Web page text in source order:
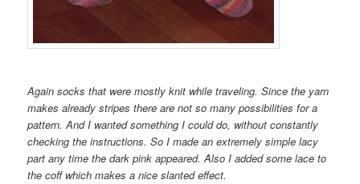
Again socks that were mostly knit while traveling. Since the yarn
makes already stripes there are not so many possibilities for a
pattern. And I wanted something I could do, without constantly
checking the instructions. So I made an extremely simple lacy
part any time the dark pink appeared. Also I added some lace to
the coff which makes a nice slanted effect.